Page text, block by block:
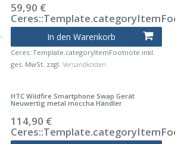
59,90 €
In den Warenkorb
Ceres::Template.categoryItemFootnote inkl.
ges. MwSt. zzgl.Versandkosten
HTC Wildfire Smartphone Swap Gerät
Neuwertig metal moccha Händler
114,90 €